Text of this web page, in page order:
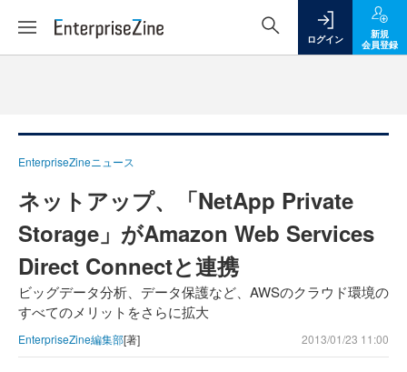
ログイン
新規
会員登録
EnterpriseZineニュース
ネットアップ、「NetApp Private
Storage」がAmazon Web Services
Direct Connectと連携
ビッグデータ分析、データ保護など、AWSのクラウド環境の
すべてのメリットをさらに拡大
EnterpriseZine編集部[著] 2013/01/23 11:00